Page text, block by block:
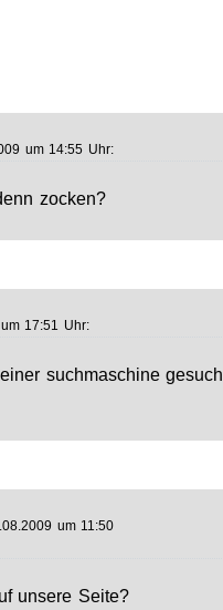
um 14:55 Uhr:
zocken?
17:51 Uhr:
suchmaschine
um 11:50
unsere Seite?